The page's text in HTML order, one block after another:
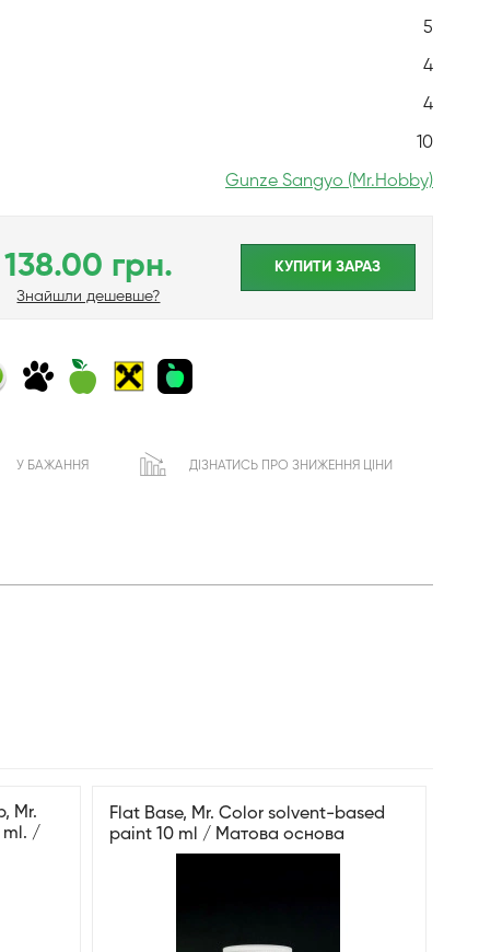
5
4
4
10
Gunze Sangyo (Mr.Hobby)
138.00 грн.
Знайшли дешевше?
КУПИТИ ЗАРАЗ
У БАЖАННЯ ДІЗНАТИСЬ ПРО ЗНИЖЕННЯ ЦІНИ
Mr.
ml. /
Flat Base, Mr. Color solvent-based
paint 10 ml / Матова основа